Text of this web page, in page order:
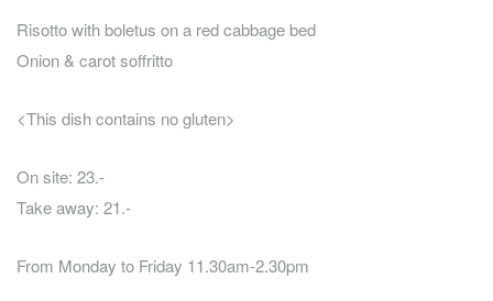
Risotto with boletus on a red cabbage bed
Onion & carot soffritto
<This dish contains no gluten>
On site: 23.-
Take away: 21.-
From Monday to Friday 11.30am-2.30pm